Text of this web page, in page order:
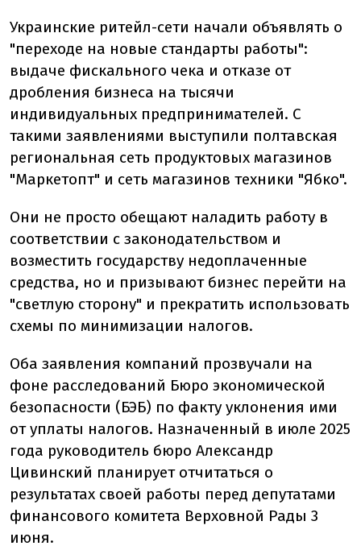
Украинские ритейл-сети начали объявлять о
"переходе на новые стандарты работы":
выдаче фискального чека и отказе от
дробления бизнеса на тысячи
индивидуальных предпринимателей. С
такими заявлениями выступили полтавская
региональная сеть продуктовых магазинов
"Маркетопт" и сеть магазинов техники "Ябко".
Они не просто обещают наладить работу в
соответствии с законодательством и
возместить государству недоплаченные
средства, но и призывают бизнес перейти на
"светлую сторону" и прекратить использовать
схемы по минимизации налогов.
Оба заявления компаний прозвучали на
фоне расследований Бюро экономической
безопасности (БЭБ) по факту уклонения ими
от уплаты налогов. Назначенный в июле 2025
года руководитель бюро Александр
Цивинский планирует отчитаться о
результатах своей работы перед депутатами
финансового комитета Верховной Рады 3
июня.